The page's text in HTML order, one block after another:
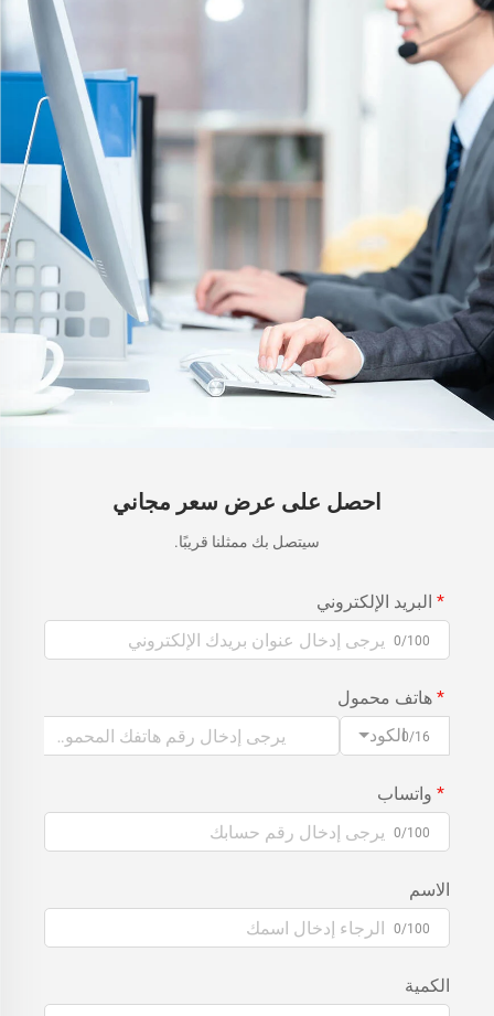
احصل على عرض سعر مجاني
سيتصل بك ممثلنا قريبًا.
البريد الإلكتروني
0/100
هاتف محمول
الكود0/16
واتساب
0/100
الاسم
0/100
الكمية